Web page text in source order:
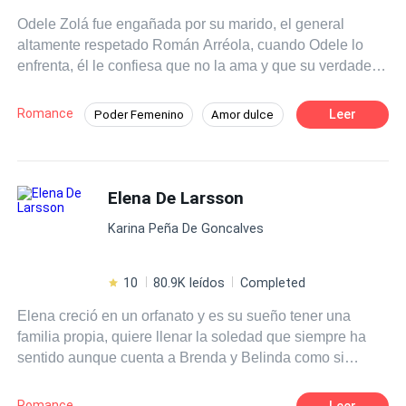
Odele Zolá fue engañada por su marido, el general
altamente respetado Román Arréola, cuando Odele lo
enfrenta, él le confiesa que no la ama y que su verdadero
discusión, son atacados por miembros de la organización
criminal "La Baraja". Impotente, ve cómo Román salva a
morirá y a Odele se le rompe el corazón una vez más.
Más tarde, Odele despierta en un basurero en otro país,
no sabe cómo llegó a ahí, pero está viva y parece que
idioma de ese lugar, Odele se hace una promesa: Volverá
a su país y se vengará de todo el mal que le hicieron.
Romance Poder Femenino Amor dulce
Desafío a las Expectativas
Leer
Elena De Larsson
Karina Peña De Goncalves
10 80.9K leídos Completed
Elena creció en un orfanato y es su sueño tener una
familia propia, quiere llenar la soledad que siempre ha
sentido aunque cuenta a Brenda y Belinda como si
Bernhard Larsson un maduro y muy guapo magnate